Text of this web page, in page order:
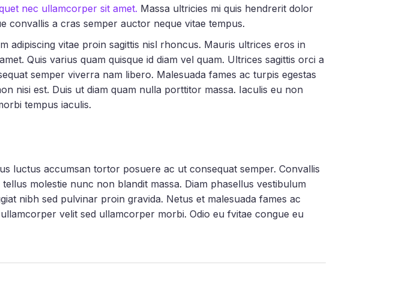
nec ullamcorper sit amet. Massa ultricies mi quis hendrerit dolor
convallis a cras semper auctor neque vitae tempus.
adipiscing vitae proin sagittis nisl rhoncus. Mauris ultrices eros in
Quis varius quam quisque id diam vel quam. Ultrices sagittis orci a
semper viverra nam libero. Malesuada fames ac turpis egestas
nisi est. Duis ut diam quam nulla porttitor massa. Iaculis eu non
tempus iaculis.
luctus accumsan tortor posuere ac ut consequat semper. Convallis
molestie nunc non blandit massa. Diam phasellus vestibulum
nibh sed pulvinar proin gravida. Netus et malesuada fames ac
velit sed ullamcorper morbi. Odio eu fvitae congue eu